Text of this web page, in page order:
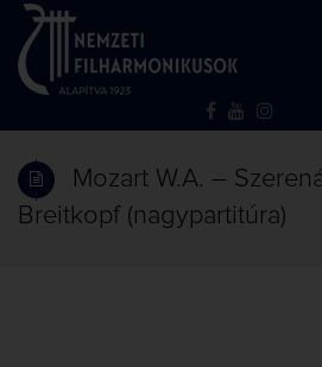
Mozart W.A. –
Breitkopf (nagypartitúra)